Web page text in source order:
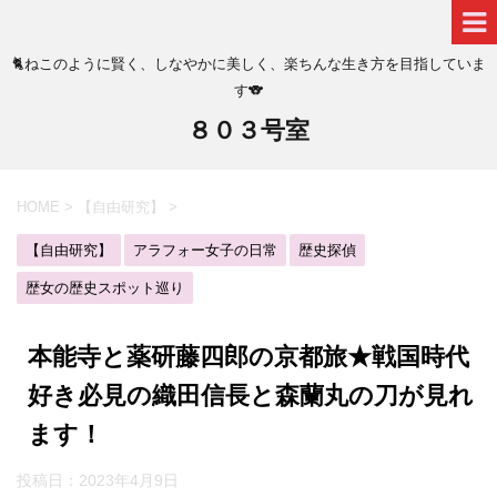
🐈ねこのように賢く、しなやかに美しく、楽ちんな生き方を目指していま
す🐨
８０３号室
HOME > 【自由研究】 >
【自由研究】 アラフォー女子の日常 歴史探偵
歴女の歴史スポット巡り
本能寺と薬研藤四郎の京都旅★戦国時代
好き必見の織田信長と森蘭丸の刀が見れ
ます！
投稿日： 2023年4月9日